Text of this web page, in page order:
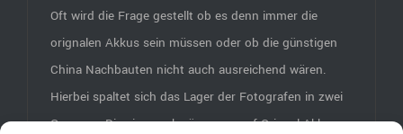
Oft wird die Frage gestellt ob es denn immer die
orignalen Akkus sein müssen oder ob die günstigen
China Nachbauten nicht auch ausreichend wären.
Hierbei spaltet sich das Lager der Fotografen in zwei
Gruppen. Die einen schwören nur auf Orignal Akkus,